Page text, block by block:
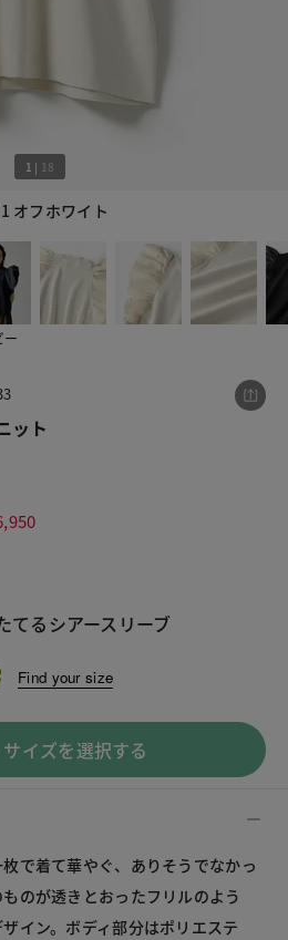
オフホワイト
1 | 18
ー
ット
てるシアースリーブ
Find your size
イズを選択する
で着て華やぐ、ありそうでなかっ
のが透きとおったフリルのよう
イン。ボディ部分はポリエステ
¥26,950